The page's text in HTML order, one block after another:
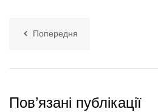
Попередня
Пов’язані публікації